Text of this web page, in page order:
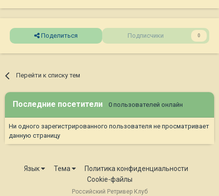
Поделиться Подписчики 0
Перейти к списку тем
Последние посетители 0 пользователей онлайн
Ни одного зарегистрированного пользователя не просматривает
данную страницу
Язык Тема
Политика конфиденциальности
Cookie-файлы
Российский Ретривер Клуб